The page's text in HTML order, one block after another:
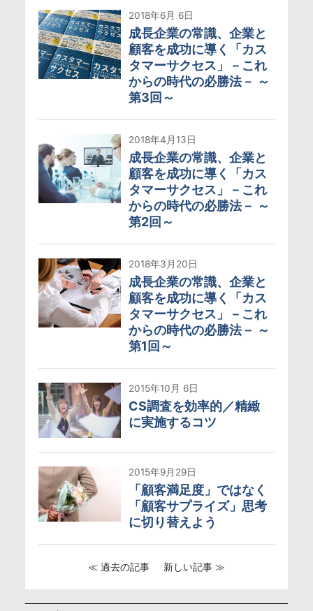
2018年6月 6日
成長企業の常識、企業と
顧客を成功に導く「カス
タマーサクセス」－これ
からの時代の必勝法－ ～
第3回～
2018年4月13日
成長企業の常識、企業と
顧客を成功に導く「カス
タマーサクセス」－これ
からの時代の必勝法－ ～
第2回～
2018年3月20日
成長企業の常識、企業と
顧客を成功に導く「カス
タマーサクセス」－これ
からの時代の必勝法－ ～
第1回～
2015年10月 6日
CS調査を効率的／精緻
に実施するコツ
2015年9月29日
「顧客満足度」ではなく
「顧客サプライズ」思考
に切り替えよう
≪ 過去の記事 新しい記事 ≫